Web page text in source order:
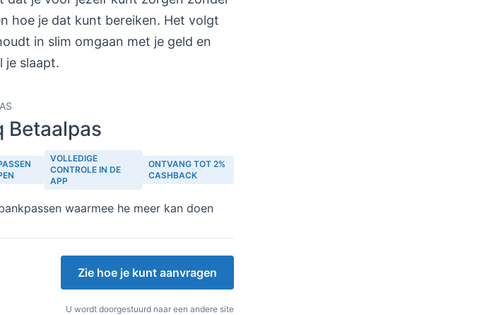
hoe je dat kunt bereiken. Het volgt
in slim omgaan met je geld en
je slaapt.
Betaalpas
VOLLEDIGE
CONTROLE IN DE
APP
ONTVANG TOT 2%
CASHBACK
waarmee he meer kan doen
Zie hoe je kunt aanvragen
U wordt doorgestuurd naar een andere site